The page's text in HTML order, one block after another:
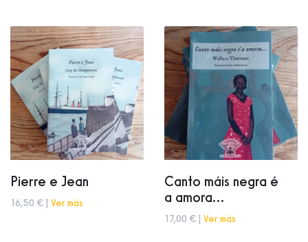
Pierre e Jean
16,50 € | Ver más
Canto máis negra é
a amora...
17,00 € | Ver más